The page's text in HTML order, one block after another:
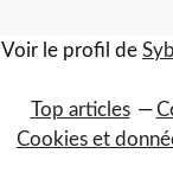
Voir le profil de
Top articles
Cookies et